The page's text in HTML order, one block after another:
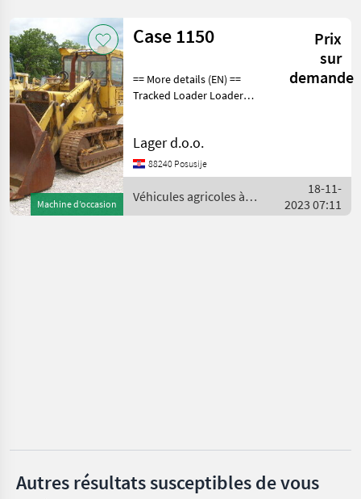
Catégorie 4 Pays Filtres
CHEMIN
ACTUEL
matériel
agricole
Vehicules
Agricoles
A Moteur
Chargeurs
Fuchs
Réinitialiser
Afficher
1
résultats
Machine d’occasion
Case 1150
Prix
sur
demande
== More details (EN) ==
Tracked Loader Loader
agricoles à moteur
Chargeurs de ferme
Lager d.o.o.
88240 Posusije
Véhicules agricoles à
moteur / Case IH
18-11-
2023 07:11
Autres résultats susceptibles de vous